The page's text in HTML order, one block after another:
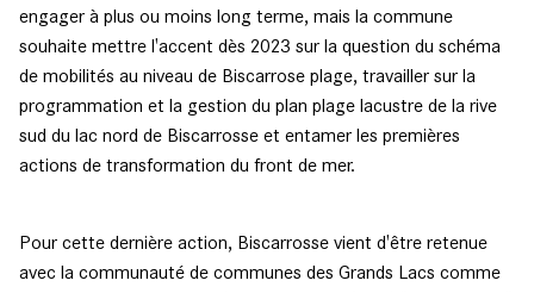
engager à plus ou moins long terme, mais la commune
souhaite mettre l'accent dès 2023 sur la question du schéma
de mobilités au niveau de Biscarrose plage, travailler sur la
programmation et la gestion du plan plage lacustre de la rive
sud du lac nord de Biscarrosse et entamer les premières
actions de transformation du front de mer.
Pour cette dernière action, Biscarrosse vient d'être retenue
avec la communauté de communes des Grands Lacs comme